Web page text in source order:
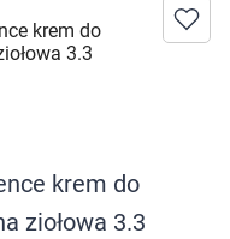
krem do
ziołowa 3.3